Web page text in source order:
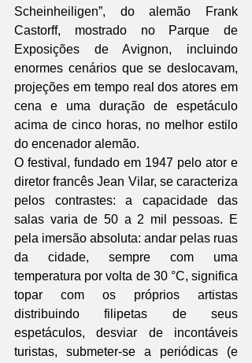
Scheinheiligen”, do alemão Frank
Castorff, mostrado no Parque de
Exposições de Avignon, incluindo
enormes cenários que se deslocavam,
projeções em tempo real dos atores em
cena e uma duração de espetáculo
acima de cinco horas, no melhor estilo
do encenador alemão.
O festival, fundado em 1947 pelo ator e
diretor francês Jean Vilar, se caracteriza
pelos contrastes: a capacidade das
salas varia de 50 a 2 mil pessoas. E
pela imersão absoluta: andar pelas ruas
da cidade, sempre com uma
temperatura por volta de 30 °C, significa
topar com os próprios artistas
distribuindo filipetas de seus
espetáculos, desviar de incontáveis
turistas, submeter-se a periódicas (e